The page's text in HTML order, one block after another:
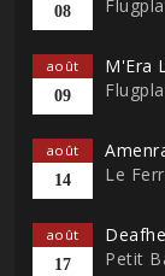
08
août
09
M'Era
août
14
Le
août
17
Petit